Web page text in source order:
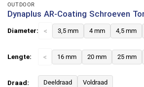
OUTDOOR
Dynaplus AR-Coating Schroeven
Diameter: < 3,5 mm 4 mm 4,5 mm
Lengte: < 16 mm 20 mm 25 mm
Draad: Deeldraad Voldraad